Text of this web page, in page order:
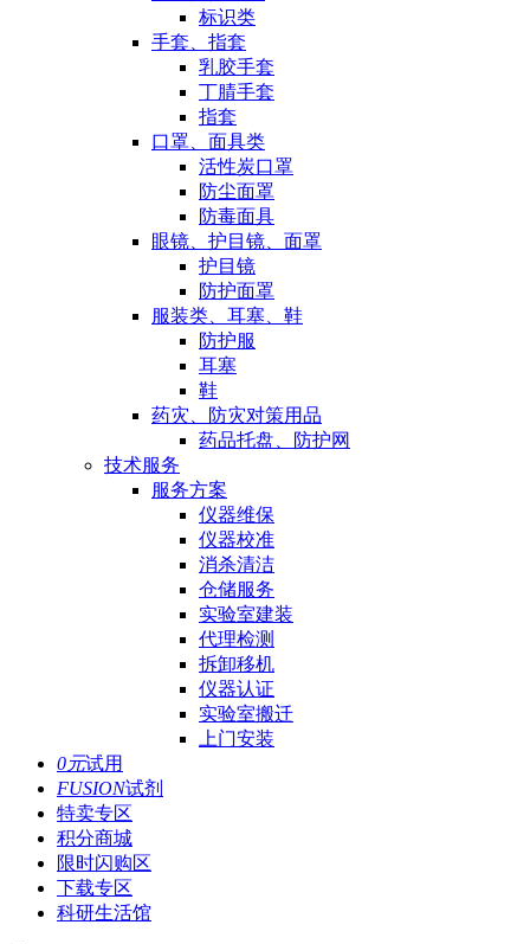
标识类
手套、指套
乳胶手套
丁腈手套
指套
口罩、面具类
活性炭口罩
防尘面罩
防毒面具
眼镜、护目镜、面罩
护目镜
防护面罩
服装类、耳塞、鞋
防护服
耳塞
鞋
药灾、防灾对策用品
药品托盘、防护网
技术服务
服务方案
仪器维保
仪器校准
消杀清洁
仓储服务
实验室建装
代理检测
拆卸移机
仪器认证
实验室搬迁
上门安装
0元试用
FUSION试剂
特卖专区
积分商城
限时闪购区
下载专区
科研生活馆